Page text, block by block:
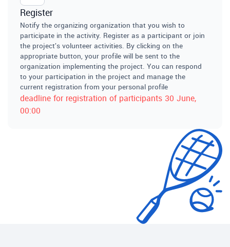
Register
Notify the organizing organization that you wish to
participate in the activity. Register as a participant or join
the project's volunteer activities. By clicking on the
appropriate button, your profile will be sent to the
organization implementing the project. You can respond
to your participation in the project and manage the
current registration from your personal profile
deadline for registration of participants 30 June,
00:00